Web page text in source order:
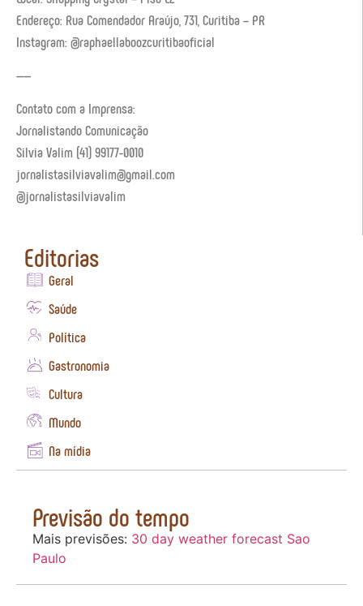
Endereço: Rua Comendador Araújo, 731, Curitiba – PR
Instagram: @raphaellaboozcuritibaoficial
——
Contato com a Imprensa:
Jornalistando Comunicação
Silvia Valim (41) 99177-0010
jornalistasilviavalim@gmail.com
@jornalistasilviavalim
Editorias
Geral
Saúde
Política
Gastronomia
Cultura
Mundo
Na mídia
Previsão do tempo
Mais previsões: 30 day weather forecast Sao
Paulo